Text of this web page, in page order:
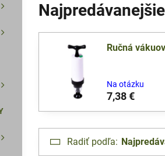
Ručná
Na otázku
7,38 €
Radiť podľa: